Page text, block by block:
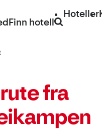
Finn hotell
Hoteller
fra